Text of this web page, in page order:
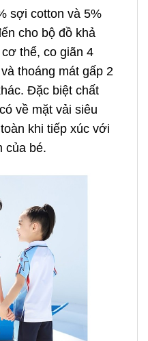
sợi cotton và 5%
cho bộ đồ khả
thể, co giãn 4
thoáng mát gấp 2
Đặc biệt chất
về mặt vải siêu
khi tiếp xúc với
của bé.